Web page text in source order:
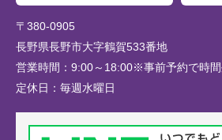
〒380-0905
長野県長野市大字鶴賀533番地
営業時間： 9:00～18:00※事前予約で時
定休日： 毎週水曜日